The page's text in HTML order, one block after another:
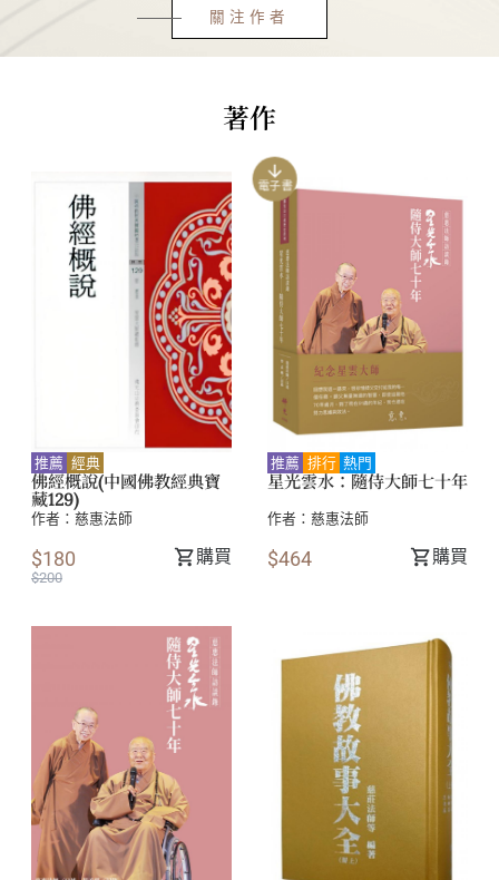
關注作者
著作
推薦 經典
佛經概說(中國佛教經典寶
藏129)
作者： 慈惠法師
$180
$200
購買
電子書
推薦 排行 熱門
星光雲水：隨侍大師七十年
作者： 慈惠法師
$464 購買